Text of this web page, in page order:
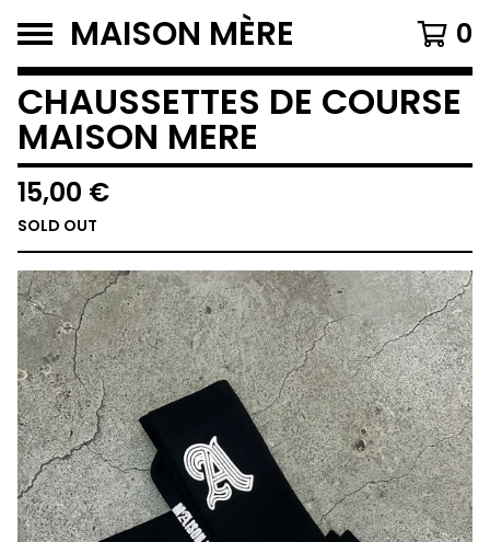
MAISON MÈRE 0
CHAUSSETTES DE COURSE
MAISON MERE
15,00 €
SOLD OUT